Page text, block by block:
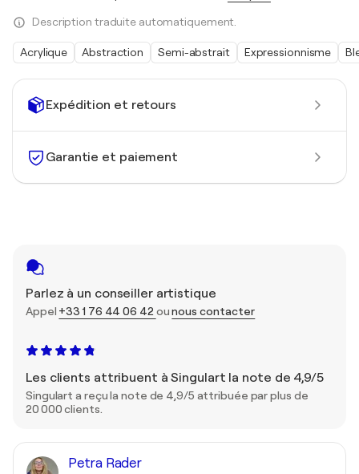
Expédition et retours
Garantie et paiement
Parlez à un conseiller artistique
Appel +33 1 76 44 06 42ounous contacter
Les clients attribuent à Singulart la note de 4,9/5
Singulart a reçu la note de 4,9/5 attribuée par plus de
20 000 clients.
Petra Rader
Description traduite automatiquement.
Acrylique Abstraction Semi-abstrait Expressionnisme